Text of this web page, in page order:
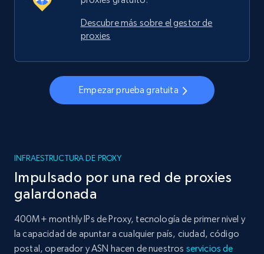
Descubre más sobre el gestor de
proxies
Empezar prueba gratuita
INFRAESTRUCTURA DE PROXY
Impulsado por una red de proxies
galardonada
400M+ monthly IPs de Proxy, tecnología de primer nivel y
la capacidad de apuntar a cualquier país, ciudad, código
postal, operador y ASN hacen de nuestros servicios de